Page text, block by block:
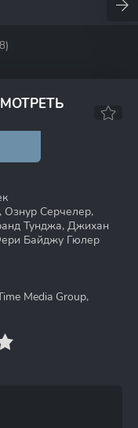
Серчелер,
Тунджа, Джихан
Байджу Гюлер
Media Group,